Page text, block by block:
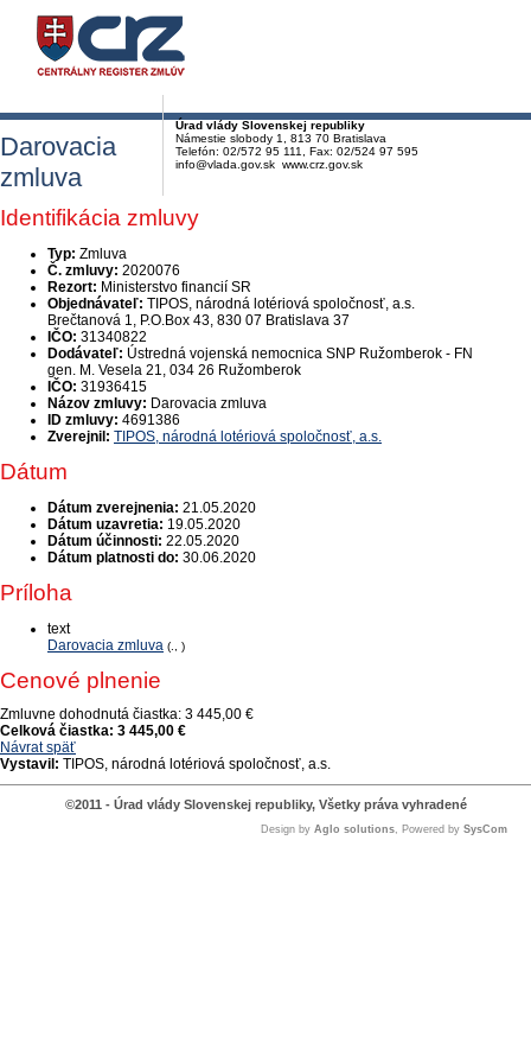
Úrad vlády Slovenskej republiky
Námestie slobody 1, 813 70 Bratislava
Telefón: 02/572 95 111, Fax: 02/524 97 595
info@vlada.gov.sk www.crz.gov.sk
Darovacia
zmluva
Identifikácia zmluvy
Typ: Zmluva
Č. zmluvy: 2020076
Rezort: Ministerstvo financií SR
Objednávateľ: TIPOS, národná lotériová spoločnosť, a.s.
Brečtanová 1, P.O.Box 43, 830 07 Bratislava 37
IČO: 31340822
Dodávateľ: Ústredná vojenská nemocnica SNP Ružomberok - FN
gen. M. Vesela 21, 034 26 Ružomberok
IČO: 31936415
Názov zmluvy: Darovacia zmluva
ID zmluvy: 4691386
Zverejnil: TIPOS, národná lotériová spoločnosť, a.s.
Dátum
Dátum zverejnenia: 21.05.2020
Dátum uzavretia: 19.05.2020
Dátum účinnosti: 22.05.2020
Dátum platnosti do: 30.06.2020
Príloha
text
Darovacia zmluva (., )
Cenové plnenie
Zmluvne dohodnutá čiastka: 3 445,00 €
Celková čiastka: 3 445,00 €
Návrat späť
Vystavil: TIPOS, národná lotériová spoločnosť, a.s.
©2011 - Úrad vlády Slovenskej republiky, Všetky práva vyhradené
Design by Aglo solutions, Powered by SysCom